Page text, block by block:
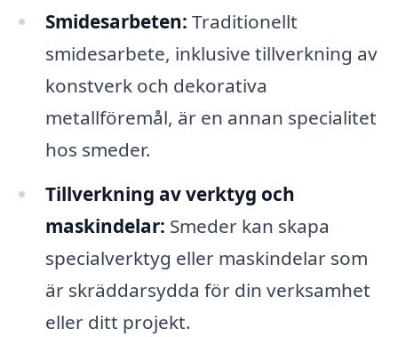
Smidesarbeten: Traditionellt
smidesarbete, inklusive tillverkning av
konstverk och dekorativa
metallföremål, är en annan specialitet
hos smeder.
Tillverkning av verktyg och
maskindelar: Smeder kan skapa
specialverktyg eller maskindelar som
är skräddarsydda för din verksamhet
eller ditt projekt.